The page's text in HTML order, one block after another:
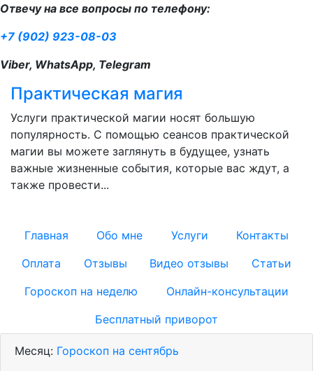
Отвечу на все вопросы по телефону:
+7 (902) 923-08-03
Viber, WhatsApp, Telegram
узнать
вас ждут, а
Магия денег
В наше время без денег обойтись
довольно много людей с трудом
концами». Если в течении долгого
нету денег, во многих случаях это
вас...
Главная Обо мне Услуги
Контакты
Оплата
Отзывы Видео отзывы
Статьи
Гороскоп на неделю
Онлайн-консультации
Бесплатный приворот
Месяц: Гороскоп на сентябрь